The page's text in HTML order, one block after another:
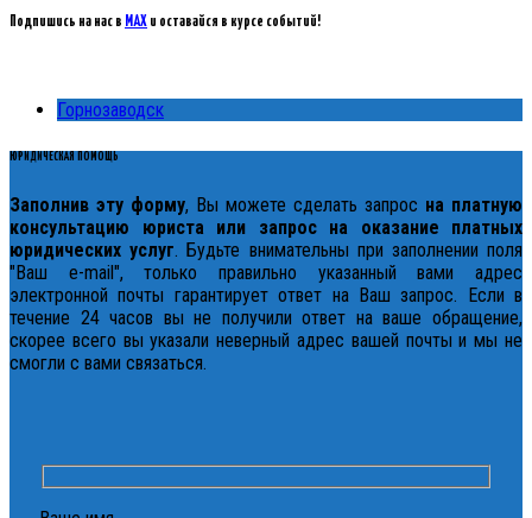
Подпишись на нас в MAX и оставайся в курсе событий!
Горнозаводск
ЮРИДИЧЕСКАЯ ПОМОЩЬ
Заполнив эту форму, Вы можете сделать запрос на платную
консультацию юриста или запрос на оказание платных
юридических услуг. Будьте внимательны при заполнении поля
"Ваш e-mail", только правильно указанный вами адрес
электронной почты гарантирует ответ на Ваш запрос. Если в
течение 24 часов вы не получили ответ на ваше обращение,
скорее всего вы указали неверный адрес вашей почты и мы не
смогли с вами связаться.